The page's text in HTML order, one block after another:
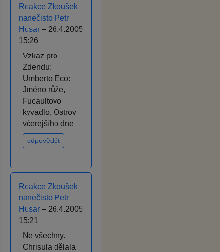
Reakce Zkoušek
nanečisto Petr
Husar – 26.4.2005
15:26
Vzkaz pro
Zdendu:
Umberto Eco:
Jméno růže,
Fucaultovo
kyvadlo, Ostrov
včerejšího dne
odpovědět
Reakce Zkoušek
nanečisto Petr
Husar – 26.4.2005
15:21
Ne všechny.
Chrisula dělala